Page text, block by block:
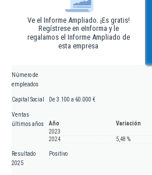
Ve el Informe Ampliado. ¡Es gratis!
Regístrese en eInforma y le
regalamos el Informe Ampliado de
esta empresa
Número de
empleados
Capital Social De 3.100 a 60.000 €
Ventas
últimos años
Año
Variación
2023
2024
5,48 %
Resultado
2025
Positivo